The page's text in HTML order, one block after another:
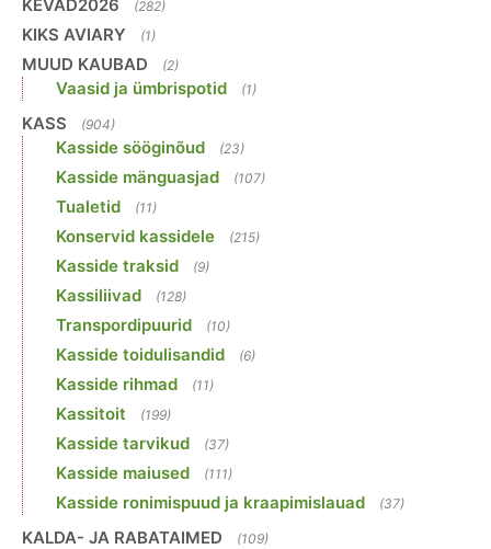
KEVAD2026 (282)
KIKS AVIARY (1)
MUUD KAUBAD (2)
Vaasid ja ümbrispotid (1)
KASS (904)
Kasside sööginõud (23)
Kasside mänguasjad (107)
Tualetid (11)
Konservid kassidele (215)
Kasside traksid (9)
Kassiliivad (128)
Transpordipuurid (10)
Kasside toidulisandid (6)
Kasside rihmad (11)
Kassitoit (199)
Kasside tarvikud (37)
Kasside maiused (111)
Kasside ronimispuud ja kraapimislauad (37)
KALDA- JA RABATAIMED (109)